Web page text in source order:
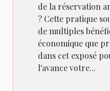
de la réservation
? Cette pratique
de multiples
économique que
dans cet exposé
l'avance votre...